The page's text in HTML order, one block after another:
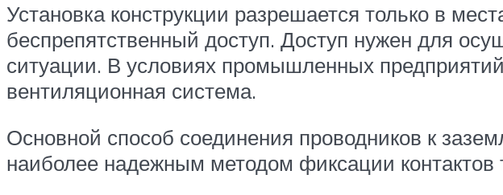
Установка конструкции разрешается только в
беспрепятственный доступ. Доступ нужен для
ситуации. В условиях промышленных
вентиляционная система.
Основной способ соединения проводников к
наиболее надежным методом фиксации